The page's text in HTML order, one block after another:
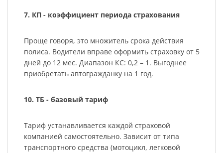
7. КП - коэффициент периода страхования
Проще говоря, это множитель срока действия
полиса. Водители вправе оформить страховку от 5
дней до 12 мес. Диапазон КС: 0,2 – 1. Выгоднее
приобретать автогражданку на 1 год.
10. ТБ - базовый тариф
Тариф устанавливается каждой страховой
компанией самостоятельно. Зависит от типа
транспортного средства (мотоцикл, легковой